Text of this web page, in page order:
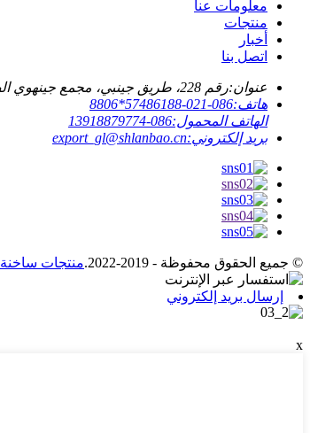
معلومات عنا
منتجات
أخبار
اتصل بنا
عنوان:رقم 228، طريق جينبي، مجمع جينهوي الصناعي، منطقة فنغ شيان، شنغهاي، الصين
هاتف:086-021-57486188*8806
الهاتف المحمول:086-13918879774
بريد إلكتروني:export_gl@shlanbao.cn
© جميع الحقوق محفوظة - 2019-2022. منتجات ساخنة
إرسال بريد إلكتروني
x